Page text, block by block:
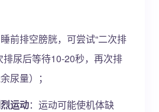
前排空膀胱，可尝试“二次排
排尿后等待10-20秒，再次排
尿量）；
运动：运动可能使机体缺